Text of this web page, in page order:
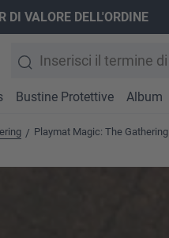
DI VALORE DELL'ORDINE
Bustine Protettive Album
/ Playmat Magic: The Gathering